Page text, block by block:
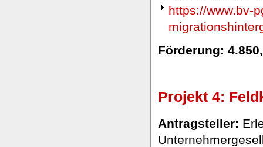
https://www.bv-
Förderung:
Projekt 4:
Antragsteller: